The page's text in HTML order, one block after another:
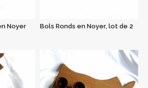
Noyer Bols Ronds en Noyer, lot de 2